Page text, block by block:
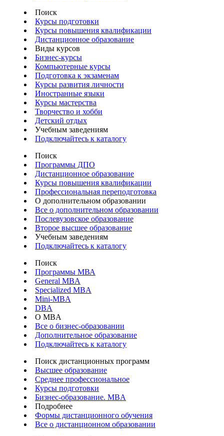
Поиск
Курсы подготовки
Курсы повышения квалификации
Дистанционное образование
Виды курсов
Бизнес-курсы
Компьютерные курсы
Подготовка к экзаменам
Курсы развития личности
Иностранные языки
Курсы мастерства
Творчество и хобби
Детский отдых
Учебным заведениям
Подключайтесь к каталогу
Поиск
Программы ДПО
Дистанционное образование
Курсы повышения квалификации
Профессиональная переподготовка
О дополнительном образовании
Все о дополнительном образовании
Послевузовское образование
Второе высшее образование
Учебным заведениям
Подключайтесь к каталогу
Поиск
Программы МВА
General MBA
Specialized MBA
Mini-MBA
DBA
О MBA
Все о бизнес-образовании
Дополнительное образование
Подключайтесь к каталогу
Поиск дистанционных программ
Высшее образование
Среднее профессиональное
Курсы подготовки
Бизнес-образование. MBA
Подробнее
Формы дистанционного обучения
Все о дистанционном образовании